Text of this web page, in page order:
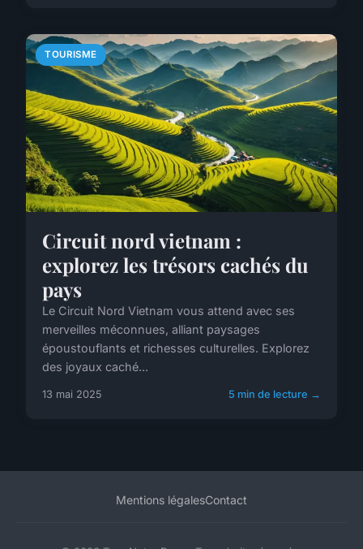
TOURISME
Circuit nord vietnam :
explorez les trésors cachés du
pays
Le Circuit Nord Vietnam vous attend avec ses
merveilles méconnues, alliant paysages
époustouflants et richesses culturelles. Explorez
des joyaux caché...
13 mai 2025 5 min de lecture →
Mentions légalesContact